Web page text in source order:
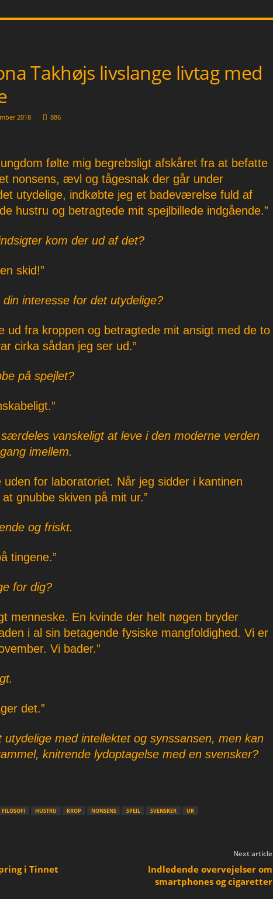
Takhøjs livslange livtag med
2018 886
følte mig begrebsligt afskåret fra at befatte
nonsens, ævl og tågesnak der går under
utydelige, indkøbte jeg et badeværelse fuld af
hustru og betragtede mit spejlbillede indgående.”
kom der ud af det?
skid!”
interesse for det utydelige?
ud fra kroppen og betragtede mit ansigt med de to
cirka sådan jeg ser ud.”
på spejlet?
vanskeligt at leve i den moderne verden
imellem.
uden for laboratoriet. Når jeg sidder i kantinen
gnubbe skiven på mit ur.”
og friskt.
tingene.”
for dig?
menneske. En kvinde der helt nøgen bryder
i al sin betagende fysiske mangfoldighed. Vi er
Vi bader.”
det.”
utydelige med intellektet og synssansen, men kan
knitrende lydoptagelse med en svensker?
FILOSOFI HUSTRU KROP NONSENS SPEJL SVENSKER UR
i Tinnet
Next article
Indledende overvejelser om
smartphones og cigaretter